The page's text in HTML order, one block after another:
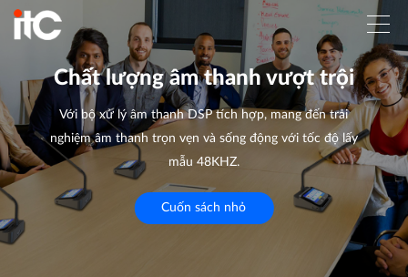
Chất lượng âm thanh vượt trội
Với bộ xử lý âm thanh DSP tích hợp, mang đến trải
nghiệm âm thanh trọn vẹn và sống động với tốc độ lấy
mẫu 48KHZ.
Cuốn sách nhỏ